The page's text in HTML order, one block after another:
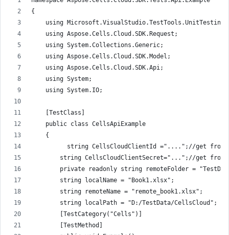
{
    using Microsoft.VisualStudio.TestTools.UnitTesting;
    using Aspose.Cells.Cloud.SDK.Request;
    using System.Collections.Generic;
    using Aspose.Cells.Cloud.SDK.Model;
    using Aspose.Cells.Cloud.SDK.Api;
    using System;
    using System.IO;
    [TestClass]
    public class CellsApiExample
    {
string CellsCloudClientId ="....";//get
string CellsCloudClientSecret="...";//get
private readonly string remoteFolder =
        string localName = "Book1.xlsx";
        string remoteName = "remote_book1.xlsx";
        string localPath = "D:/TestData/CellsCloud";
        [TestCategory("Cells")]
        [TestMethod]